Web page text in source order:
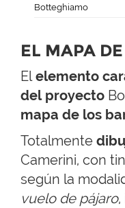
Botteghiamo
EL MAPA
Elelemento
del proyecto
mapa de los
Totalmente
Camerini, con
según la
vuelo de pájaro,